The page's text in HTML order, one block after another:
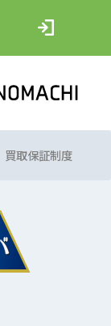
買取保証制度